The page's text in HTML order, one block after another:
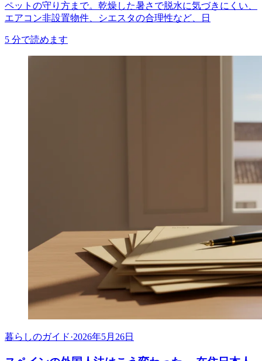
ペットの守り方まで。乾燥した暑さで脱水に気づきにくい、
エアコン非設置物件、シエスタの合理性など、日
5 分で読めます
暮らしのガイド·2026年5月26日